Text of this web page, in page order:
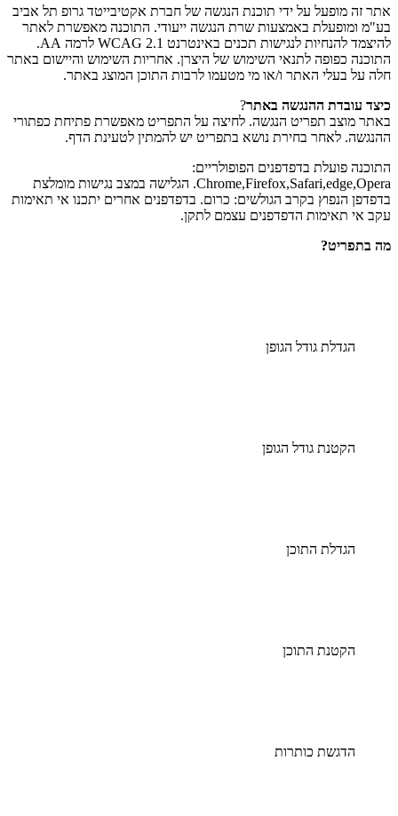
אתר זה מופעל על ידי תוכנת הנגשה של חברת אקטיבייטד גרופ תל אביב
בע"מ ומופעלת באמצעות שרת הנגשה ייעודי. התוכנה מאפשרת לאתר
להיצמד להנחיות לנגישות תכנים באינטרנט WCAG 2.1 לרמה AA.
התוכנה כפופה לתנאי השימוש של היצרן. אחריות השימוש והיישום באתר
חלה על בעלי האתר ו/או מי מטעמו לרבות התוכן המוצג באתר.
כיצד עובדת ההנגשה באתר?
באתר מוצב תפריט הנגשה. לחיצה על התפריט מאפשרת פתיחת כפתורי
ההנגשה. לאחר בחירת נושא בתפריט יש להמתין לטעינת הדף.
התוכנה פועלת בדפדפנים הפופולריים:
Chrome,Firefox,Safari,edge,Opera. הגלישה במצב נגישות מומלצת
בדפדפן הנפוץ בקרב הגולשים: כרום. בדפדפנים אחרים יתכנו אי תאימות
עקב אי תאימות הדפדפנים עצמם לתקן.
מה בתפריט?
הגדלת גודל הגופן
הקטנת גודל הגופן
הגדלת התוכן
הקטנת התוכן
הדגשת כותרות